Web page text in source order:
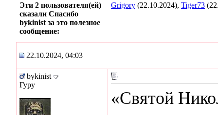
Эти 2 пользователя(ей)
сказали Спасибо
bykinist за это полезное
сообщение:
Grigory (22.10.2024), Tiger73
22.10.2024, 04:03
bykinist
Гуру
«Святой